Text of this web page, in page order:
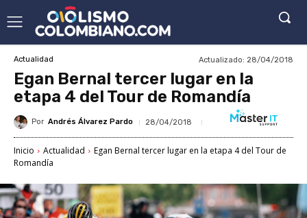
Actualidad Actualizado: 28/04/2018
Egan Bernal tercer lugar en la
etapa 4 del Tour de Romandía
Por Andrés Álvarez Pardo 28/04/2018
Inicio Actualidad
Egan Bernal tercer lugar en la etapa 4 del Tour de
Romandía